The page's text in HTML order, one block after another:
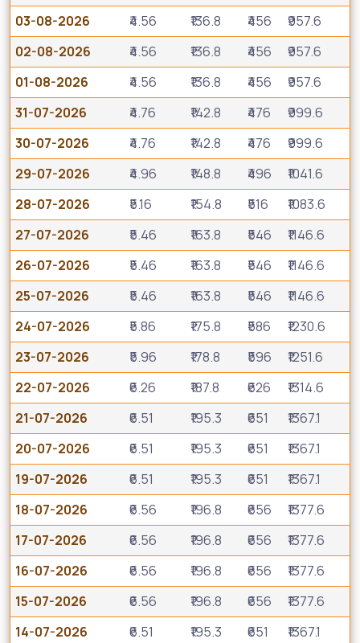
03-08-2026
₹4.56 ₹136.8 ₹456
₹957.6
02-08-2026
₹4.56 ₹136.8 ₹456
₹957.6
01-08-2026
₹4.56 ₹136.8 ₹456
₹957.6
31-07-2026
₹4.76 ₹142.8 ₹476
₹999.6
30-07-2026
₹4.76 ₹142.8 ₹476
₹999.6
29-07-2026
₹4.96 ₹148.8 ₹496
₹1041.6
28-07-2026
₹5.16 ₹154.8 ₹516
₹1083.6
27-07-2026
₹5.46 ₹163.8 ₹546
₹1146.6
26-07-2026
₹5.46 ₹163.8 ₹546
₹1146.6
25-07-2026
₹5.46 ₹163.8 ₹546
₹1146.6
24-07-2026
₹5.86 ₹175.8 ₹586
₹1230.6
23-07-2026
₹5.96 ₹178.8 ₹596
₹1251.6
22-07-2026
₹6.26 ₹187.8 ₹626
₹1314.6
21-07-2026
₹6.51 ₹195.3 ₹651
₹1367.1
20-07-2026
₹6.51 ₹195.3 ₹651
₹1367.1
19-07-2026
₹6.51 ₹195.3 ₹651
₹1367.1
18-07-2026
₹6.56 ₹196.8 ₹656
₹1377.6
17-07-2026
₹6.56 ₹196.8 ₹656
₹1377.6
16-07-2026
₹6.56 ₹196.8 ₹656
₹1377.6
15-07-2026
₹6.56 ₹196.8 ₹656
₹1377.6
14-07-2026
₹6.51 ₹195.3 ₹651
₹1367.1